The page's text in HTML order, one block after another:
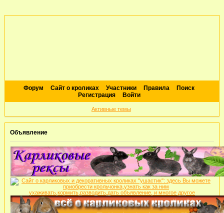
Форум Сайт о кроликах Участники Правила
Поиск
Регистрация
Войти
Активные темы
Объявление